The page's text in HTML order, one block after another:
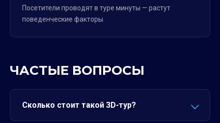
Посетители проводят в туре минуты — растут
поведенческие факторы.
ЧАСТЫЕ ВОПРОСЫ
Сколько стоит такой 3D-тур?